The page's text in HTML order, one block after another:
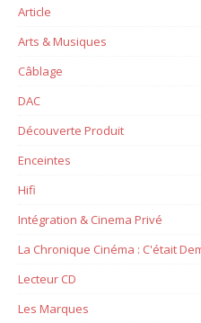
Article
Arts & Musiques
Câblage
DAC
Découverte Produit
Enceintes
Hifi
Intégration & Cinema Privé
La Chronique Cinéma : C'était
Lecteur CD
Les Marques